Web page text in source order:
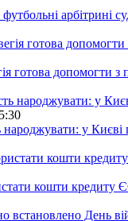
арбітрині
готова допомогти
у Києві
кошти кредиту